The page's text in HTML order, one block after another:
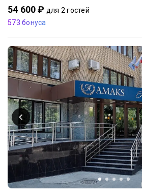
54 600 ₽ для 2 гостей
573 бонуса